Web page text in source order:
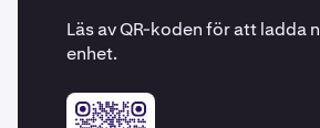
Läs av QR-koden för att ladda
enhet.